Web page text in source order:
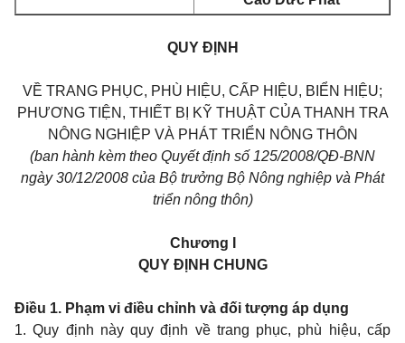
QUY ĐỊNH
VỀ TRANG PHỤC, PHÙ HIỆU, CẤP HIỆU, BIỂN HIỆU;
PHƯƠNG TIỆN, THIẾT BỊ KỸ THUẬT CỦA THANH TRA
NÔNG NGHIỆP VÀ PHÁT TRIỂN NÔNG THÔN
(ban hành kèm theo Quyết định số 125/2008/QĐ-BNN
ngày 30/12/2008 của Bộ trưởng Bộ Nông nghiệp và Phát
triển nông thôn)
Chương I
QUY ĐỊNH CHUNG
Điều 1. Phạm vi điều chỉnh và đối tượng áp dụng
1. Quy định này quy định về trang phục, phù hiệu, cấp